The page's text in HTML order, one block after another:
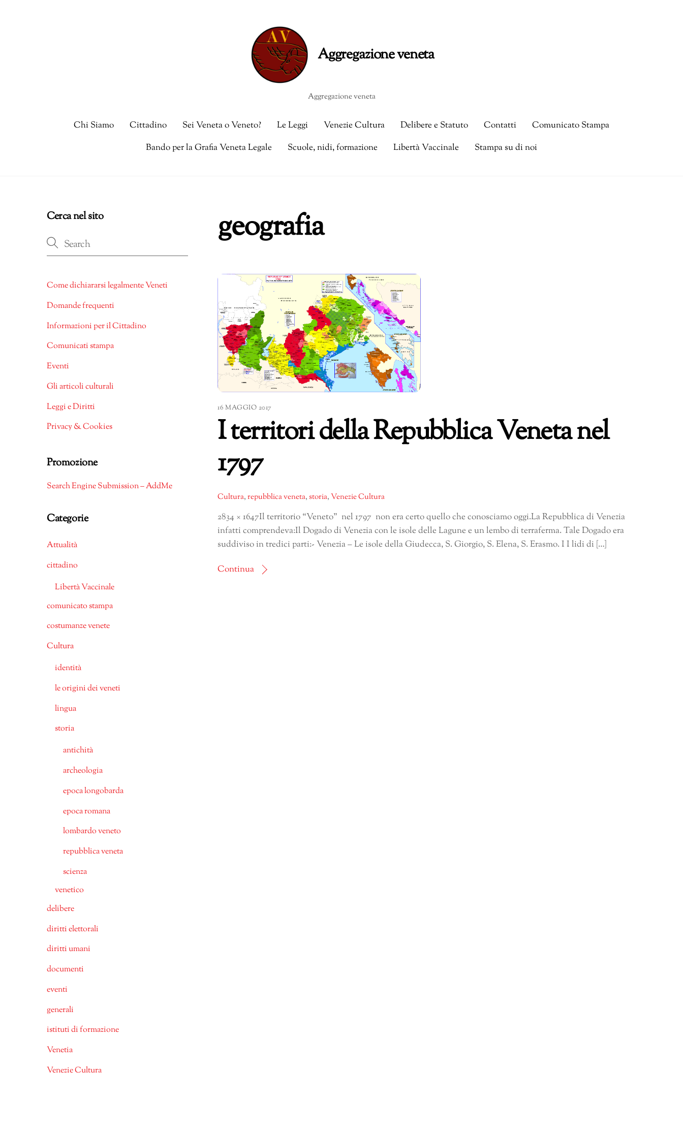
Aggregazione veneta
Chi Siamo Cittadino Sei Veneta o Veneto? Le Leggi Venezie Cultura Delibere e Statuto Contatti
Comunicato Stampa
Bando per la Grafia Veneta Legale
Scuole, nidi, formazione Libertà Vaccinale Stampa su di noi
geografia
16 MAGGIO 2017
I territori della Repubblica Veneta nel
1797
Cultura,repubblica veneta,storia,Venezie Cultura
2834 × 1647Il territorio “Veneto” nel 1797 non era certo quello che conosciamo oggi.La Repubblica di Venezia
infatti comprendeva:Il Dogado di Venezia con le isole delle Lagune e un lembo di terraferma. Tale Dogado era
suddiviso in tredici parti:- Venezia – Le isole della Giudecca, S. Giorgio, S. Elena, S. Erasmo. I I lidi di […]
Continua
Cerca nel sito
Come dichiararsi legalmente Veneti
Domande frequenti
Informazioni per il Cittadino
Comunicati stampa
Eventi
Gli articoli culturali
Leggi e Diritti
Privacy & Cookies
Promozione
Search Engine Submission – AddMe
Categorie
Attualità
cittadino
Libertà Vaccinale
comunicato stampa
costumanze venete
Cultura
identità
le origini dei veneti
lingua
storia
antichità
archeologia
epoca longobarda
epoca romana
lombardo veneto
repubblica veneta
scienza
venetico
delibere
diritti elettorali
diritti umani
documenti
eventi
generali
istituti di formazione
Venetia
Venezie Cultura